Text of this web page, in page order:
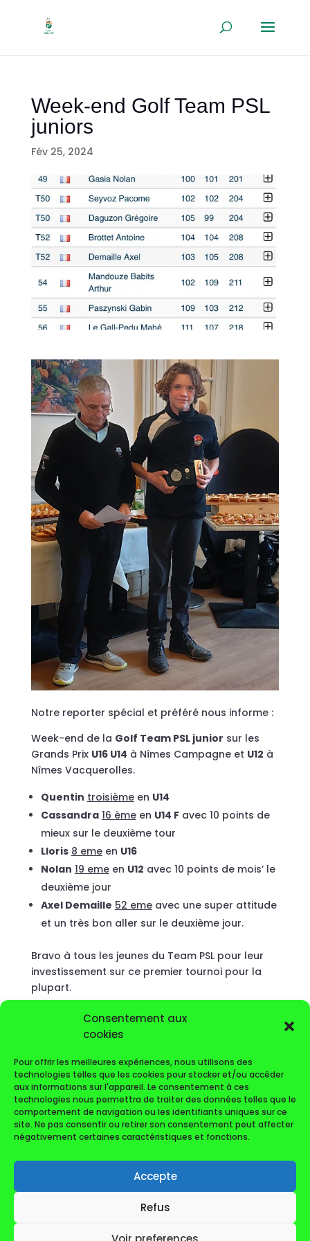
Consentement aux
cookies
Pour offrir les meilleures expériences, nous utilisons des
technologies telles que les cookies pour stocker et/ou accéder
aux informations sur l'appareil. Le consentement à ces
technologies nous permettra de traiter des données telles que le
comportement de navigation ou les identifiants uniques sur ce
site. Ne pas consentir ou retirer son consentement peut affecter
négativement certaines caractéristiques et fonctions.
Accepte
Refus
Week-end Golf Team PSL
juniors
Fév 25, 2024
Notre reporter spécial et préféré nous informe :
Week-end de la Golf Team PSL junior sur les
Grands Prix U16 U14 à Nîmes Campagne et U12 à
Nîmes Vacquerolles.
Quentin troisièmeen U14
Cassandra 16 èmeen U14 Favec 10 points de
mieux sur le deuxième tour
Lloris 8 emeen U16
⁠Nolan 19 emeen U12 avec 10 points de mois’ le
deuxième jour
⁠Axel Demaille 52 emeavec une super attitude
et un très bon aller sur le deuxième jour.
Bravo à tous les jeunes du Team PSL pour leur
investissement sur ce premier tournoi pour la
plupart.
Semaine prochaine repos et reprise des cours.
Dans 15 jours reprise des grands prix adultes
Cap d’Agde.
Ilya